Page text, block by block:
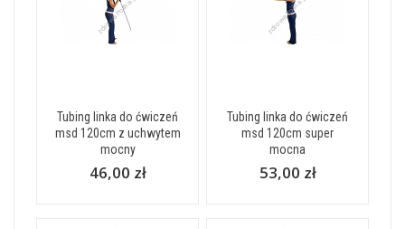
Tubing linka do ćwiczeń
msd 120cm z uchwytem
mocny
46,00 zł
Tubing linka do ćwiczeń
msd 120cm super
mocna
53,00 zł